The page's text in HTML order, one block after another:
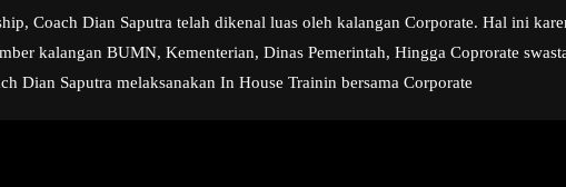
Coach Dian Saputra telah dikenal luas oleh kalangan Corporate. Hal ini
kalangan BUMN, Kementerian, Dinas Pemerintah, Hingga Coprorate
Dian Saputra melaksanakan In House Trainin bersama Corporate